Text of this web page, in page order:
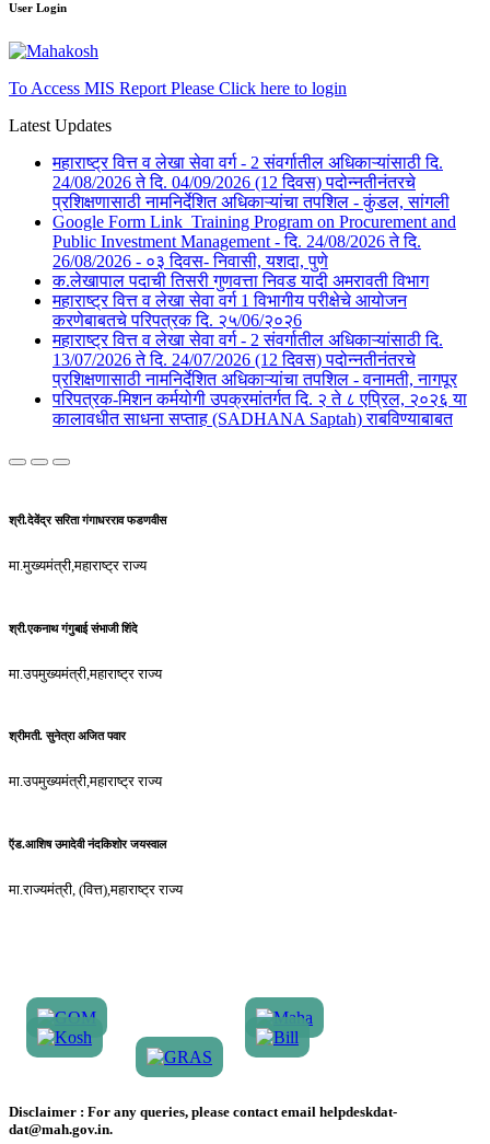
User Login
To Access MIS Report Please Click here to login
Latest Updates
महाराष्ट्र वित्त व लेखा सेवा वर्ग - 2 संवर्गातील अधिकाऱ्यांसाठी दि.
24/08/2026 ते दि. 04/09/2026 (12 दिवस) पदोन्नतीनंतरचे
प्रशिक्षणासाठी नामनिर्देशित अधिकाऱ्यांचा तपशिल - कुंडल, सांगली​​
Google Form Link_Training Program on Procurement and
Public Investment Management - दि. 24/08/2026 ते दि.
26/08/2026 - ०३ दिवस- निवासी, यशदा, पुणे​
क.लेखापाल पदाची तिसरी गुणवत्ता निवड यादी अमरावती विभाग
महाराष्ट्र वित्त व लेखा सेवा वर्ग 1 विभागीय परीक्षेचे आयोजन
करणेबाबतचे परिपत्रक दि. २५/06/२०२6
महाराष्ट्र वित्त व लेखा सेवा वर्ग - 2 संवर्गातील अधिकाऱ्यांसाठी दि.
13/07/2026 ते दि. 24/07/2026 (12 दिवस) पदोन्नतीनंतरचे
प्रशिक्षणासाठी नामनिर्देशित अधिकाऱ्यांचा तपशिल - वनामती, नागपूर
परिपत्रक-मिशन कर्मयोगी उपक्रमांतर्गत दि. २ ते ८ एप्रिल, २०२६ या
कालावधीत साधना सप्ताह (SADHANA Saptah) राबविण्याबाबत
श्री.देवेंद्र सरिता गंगाधरराव फडणवीस
मा.मुख्यमंत्री,महाराष्ट्र राज्य
श्री.एकनाथ गंगुबाई संभाजी शिंदे
मा.उपमुख्यमंत्री,महाराष्ट्र राज्य
श्रीमती. सुनेत्रा अजित पवार
मा.उपमुख्यमंत्री,महाराष्ट्र राज्य
ऍड.आशिष उमादेवी नंदकिशोर जयस्वाल
मा.राज्यमंत्री, (वित्त),महाराष्ट्र राज्य
Disclaimer : For any queries, please contact email helpdeskdat-
dat@mah.gov.in.